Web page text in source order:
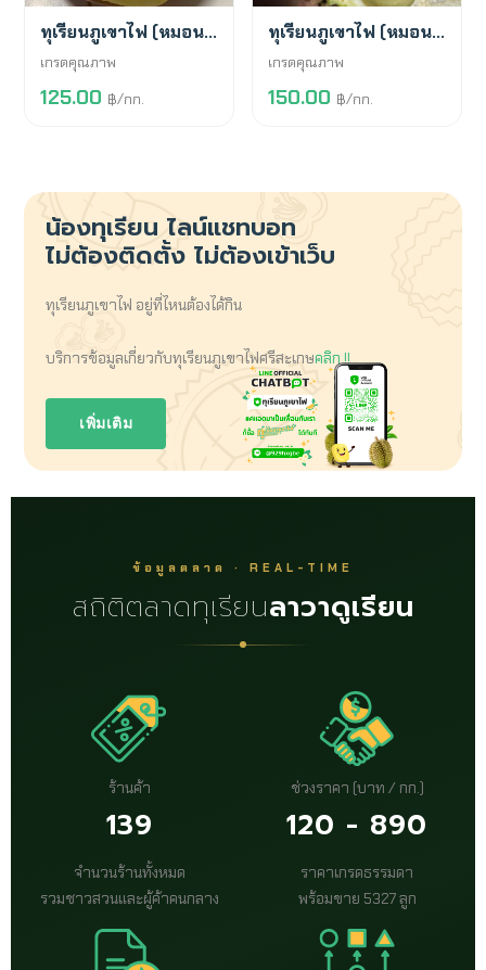
พร้อมขาย ทุเรียนภูเขาไฟ (หมอนทอง)
เกรดคุณภาพ
125.00 ฿/กก.
พร้อมขาย ทุเรียนภูเขาไฟ (หมอนทอง)
เกรดคุณภาพ
150.00 ฿/กก.
น้องทุเรียน ไลน์แชทบอท
ไม่ต้องติดตั้ง ไม่ต้องเข้าเว็บ
ทุเรียนภูเขาไฟ อยู่ที่ไหนต้องได้กิน
บริการข้อมูลเกี่ยวกับทุเรียนภูเขาไฟศรีสะเกษคลิก !!
เพิ่มเติม
ข้อมูลตลาด · REAL-TIME
สถิติตลาดทุเรียนลาวาดูเรียน
ร้านค้า
139
จำนวนร้านทั้งหมด
รวมชาวสวนและผู้ค้าคนกลาง
ช่วงราคา (บาท / กก.)
120 - 890
ราคาเกรดธรรมดา
พร้อมขาย 5327 ลูก